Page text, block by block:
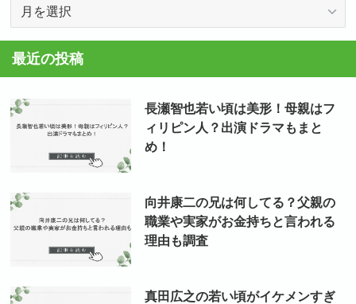
カ
イ
最近の投稿
長瀬智也若い頃は美形！母親はフ
ィリピン人？出演ドラマもまと
め！
向井康二の兄は何してる？父親の
職業や実家がお金持ちと言われる
理由も調査
真田広之の若い頃がイケメンすぎ